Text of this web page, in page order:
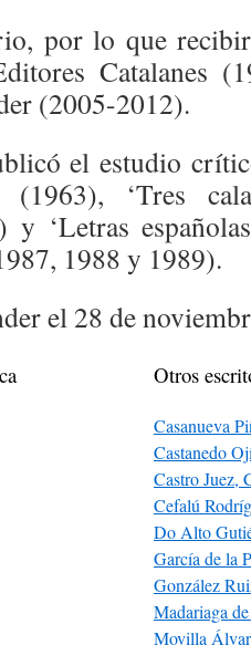
por lo que
Catalanes
(2005-2012).
el estudio
(1963), ‘Tres
y ‘Letras
1988 y 1989).
el 28 de
Otros
Casanueva
Castanedo
Castro Juez,
Cefalú
Do Alto
García de la
González
Madariaga
Movilla